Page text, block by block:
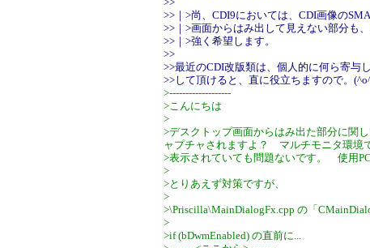
>>｜>尚、CDI9においては、CDI画像の
>>｜>画面からはみ出して見えない部分も
>>｜>強く希望します。
>>
>>最近のCDI改版類は、個人的に何ら寄与
>>して頂けると、直に役立ちますので。
>-------------------
>こんにちは
>
>デスクトップ画面からはみ出た部分に関
ャプチャされますよ？ マルチモニタ環境
>表示されていても問題ないです。 使用
>
>とりあえず対策ですが、
>
>\Priscilla\MainDialogFx.cpp の「
>
>if (bDwmEnabled) の直前に...